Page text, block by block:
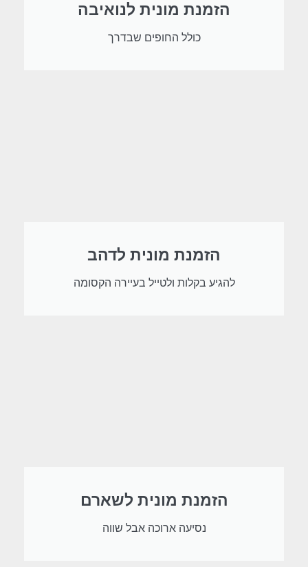
הזמנת מונית לנואיבה
כולל החופים שבדרך
הזמנת מונית לדהב
להגיע בקלות ולטייל בעיירה הקסומה
הזמנת מונית לשארם
נסיעה ארוכה אבל שווה